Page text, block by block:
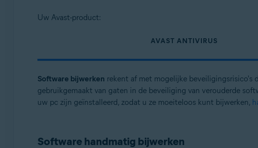
Producten:
Besturingssystemen:
Windows
Uw Avast-product:
AVAST ANTIVIRUS
Software bijwerken rekent af met mogelijke beveiligingsrisico's
gebruikgemaakt van gaten in de beveiliging van verouderde
uw pc zijn geïnstalleerd, zodat u ze moeiteloos kunt bijwerken,
Software handmatig bijwerken